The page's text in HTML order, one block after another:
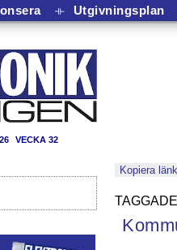
⟛ Utgivningsplan
VECKA 32
Kopiera